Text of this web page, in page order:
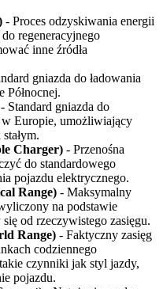
- Proces odzyskiwania energii
regeneracyjnego
inne źródła
gniazda do ładowania
Północnej.
- Standard gniazda do
w Europie, umożliwiający
Charger) - Przenośna
do standardowego
pojazdu elektrycznego.
Range) - Maksymalny
na podstawie
od rzeczywistego zasięgu.
Range) - Faktyczny zasięg
codziennego
czynniki jak styl jazdy,
pojazdu.